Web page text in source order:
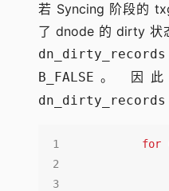
若 Syncing 阶段的
了 dnode 的 dirty 状
dn_dirty_records
B_FALSE 。 因此
dn_dirty_records
3
for